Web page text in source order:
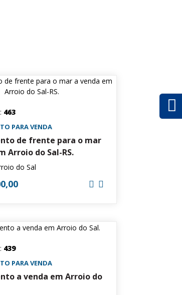
463
PARA VENDA
de frente para o mar
Arroio do Sal-RS.
do Sal
439
PARA VENDA
a venda em Arroio do